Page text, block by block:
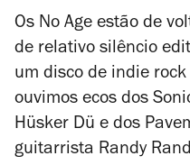
Os No Age estão de
de relativo silêncio
um disco de indie
ouvimos ecos dos
Hüsker Dü e dos
guitarrista Randy